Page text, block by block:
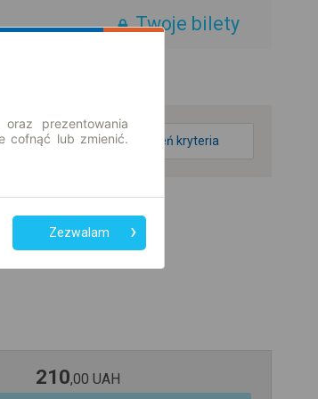
Twoje bilety
zmień kryteria
210,00 UAH
prezentowania
cofnąć lub zmienić.
Zezwalam